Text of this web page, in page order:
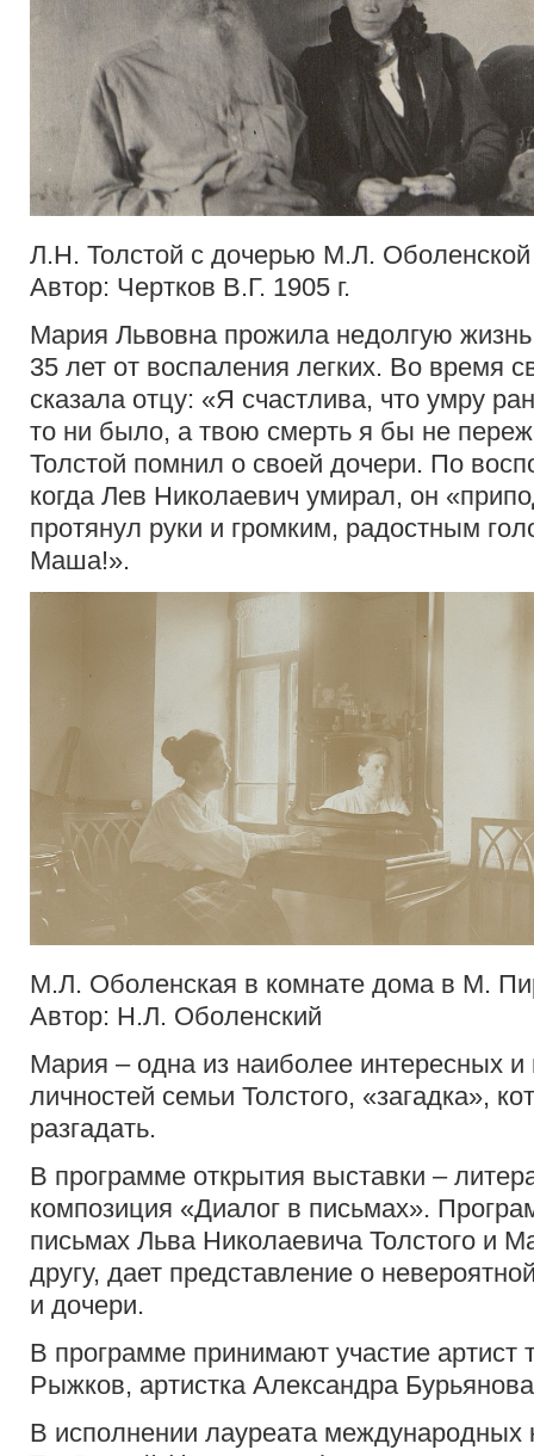
Л.Н. Толстой с дочерью М.Л. Оболенской
Автор: Чертков В.Г. 1905 г.
Мария Львовна прожила недолгую
35 лет от воспаления легких. Во время
сказала отцу: «Я счастлива, что умру
то ни было, а твою смерть я бы не
Толстой помнил о своей дочери. По
когда Лев Николаевич умирал, он
протянул руки и громким, радостным
Маша!».
М.Л. Оболенская в комнате дома в М.
Автор: Н.Л. Оболенский
Мария – одна из наиболее интересных и
личностей семьи Толстого, «загадка»,
разгадать.
В программе открытия выставки –
композиция «Диалог в письмах».
письмах Льва Николаевича Толстого и
другу, дает представление о
и дочери.
В программе принимают участие артист
Рыжков, артистка Александра
В исполнении лауреата международных